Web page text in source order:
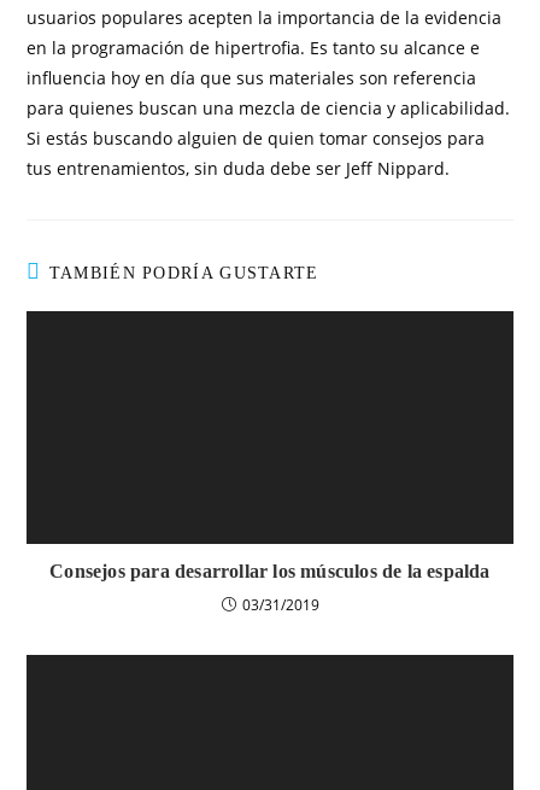
usuarios populares acepten la importancia de la evidencia
en la programación de hipertrofia. Es tanto su alcance e
influencia hoy en día que sus materiales son referencia
para quienes buscan una mezcla de ciencia y aplicabilidad.
Si estás buscando alguien de quien tomar consejos para
tus entrenamientos, sin duda debe ser Jeff Nippard.
TAMBIÉN PODRÍA GUSTARTE
Consejos para desarrollar los músculos de la espalda
03/31/2019